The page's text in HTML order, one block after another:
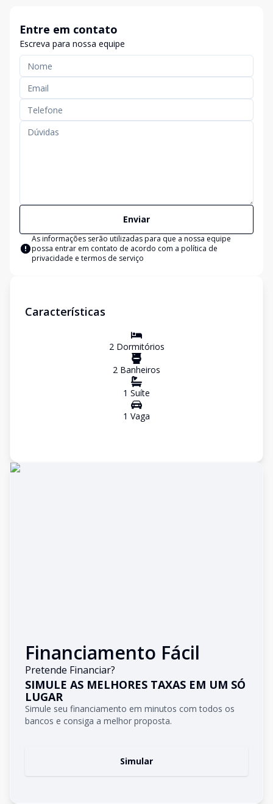
Entre em contato
Escreva para nossa equipe
Enviar
As informações serão utilizadas para que a nossa equipe
possa entrar em contato de acordo com a política de
privacidade e termos de serviço
Características
2Dormitórios
2 Banheiros
1 Suíte
1 Vaga
Financiamento Fácil
Pretende Financiar?
SIMULE AS MELHORES TAXAS EM UM SÓ
LUGAR
Simule seu financiamento em minutos com todos os
bancos e consiga a melhor proposta.
Simular